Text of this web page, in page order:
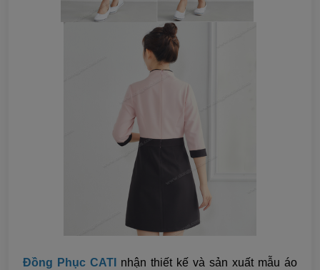
Đồng Phục CATI
nhận thiết kế và sản xuất mẫu áo